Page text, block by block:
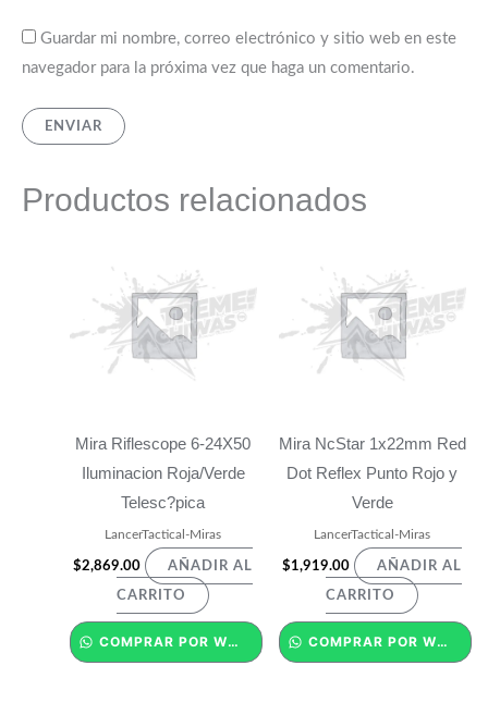
Guardar mi nombre, correo electrónico y sitio web en este
navegador para la próxima vez que haga un comentario.
Productos relacionados
Mira Riflescope 6-24X50
Iluminacion Roja/Verde
Telesc?pica
LancerTactical-Miras
$2,869.00 AÑADIR AL
CARRITO
COMPRAR POR WHATSAPP
Mira NcStar 1x22mm Red
Dot Reflex Punto Rojo y
Verde
LancerTactical-Miras
$1,919.00 AÑADIR AL
CARRITO
COMPRAR POR WHATSAPP